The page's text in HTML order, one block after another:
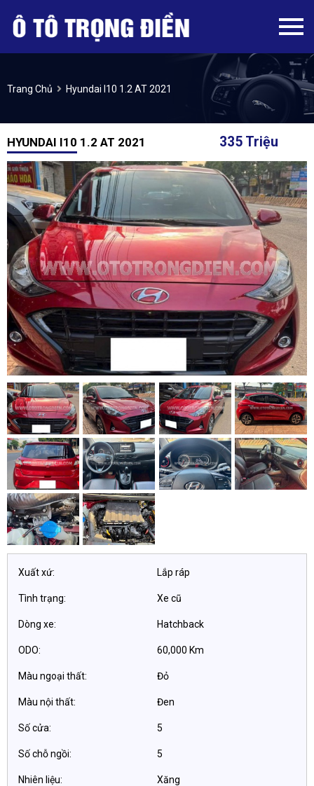
Trang Chủ Hyundai I10 1.2 AT 2021
HYUNDAI I10 1.2 AT 2021 335 Triệu
Xuất xứ: Lắp ráp
Tình trạng: Xe cũ
Dòng xe: Hatchback
ODO: 60,000 Km
Màu ngoại thất: Đỏ
Màu nội thất: Đen
Số cửa: 5
Số chỗ ngồi: 5
Nhiên liệu: Xăng